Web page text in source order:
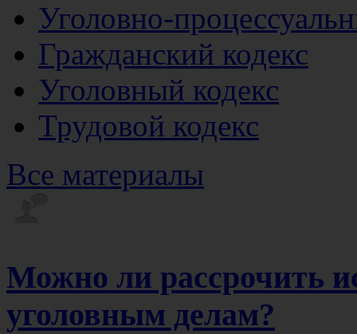
Уголовно-
Гражданский кодекс
Уголовный кодекс
Трудовой кодекс
Все материалы
Можно ли рассрочить
уголовным делам?